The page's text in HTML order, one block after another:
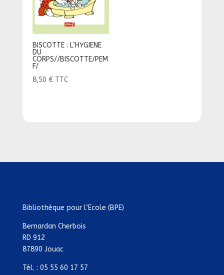
BISCOTTE : L’HYGIENE
DU
CORPS//BISCOTTE/PEM
F/
8,50 € TTC
Bibliothèque pour l’Ecole (BPE)
Bernardan Cherbois
RD 912
87890 Jouac
Tél. : 05 55 60 17 57